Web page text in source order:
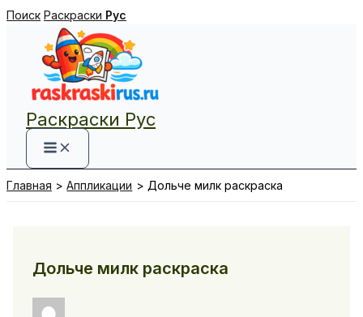
Перейти
содержимому
Поиск Раскраски Рус
Раскраски Рус
Главная Аппликации Дольче милк раскраска
Дольче милк раскраска